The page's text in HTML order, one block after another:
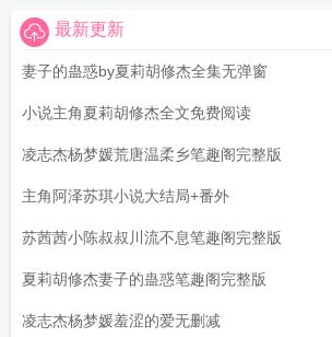
最新更新
妻子的蛊惑by夏莉胡修杰全集无弹窗
小说主角夏莉胡修杰全文免费阅读
凌志杰杨梦媛荒唐温柔乡笔趣阁完整版
主角阿泽苏琪小说大结局+番外
苏茜茜小陈叔叔川流不息笔趣阁完整版
夏莉胡修杰妻子的蛊惑笔趣阁完整版
凌志杰杨梦媛羞涩的爱无删减